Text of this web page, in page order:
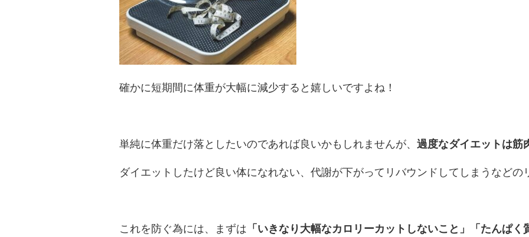
確かに短期間に体重が大幅に減少すると嬉しいですよね！
単純に体重だけ落としたいのであれば良いかもしれませんが、 過度なダイエットは筋
ダイエットしたけど良い体になれない、代謝が下がってリバウンドしてしまうなどの
これを防ぐ為には、まずは 「いきなり大幅なカロリーカットしないこと」「たんぱく